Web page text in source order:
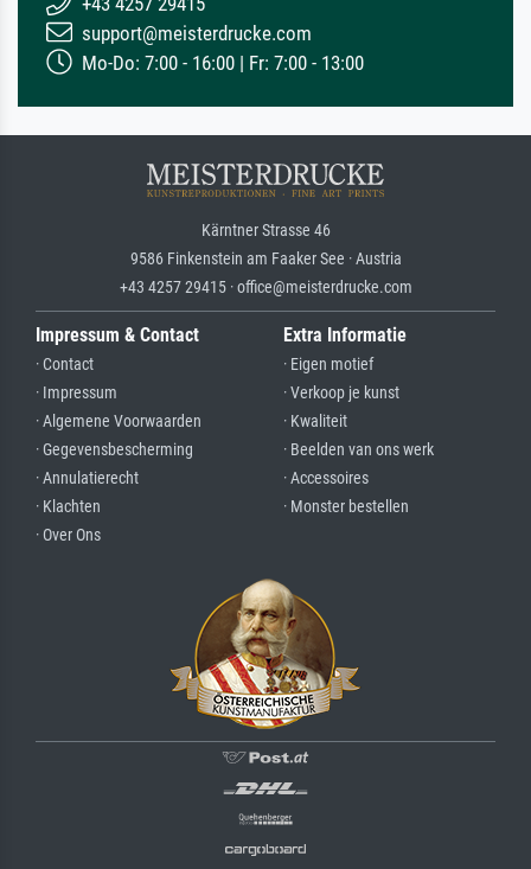
support@meisterdrucke.com
Mo-Do: 7:00 - 16:00 | Fr: 7:00 - 13:00
Kärntner Strasse 46
9586 Finkenstein am Faaker See · Austria
+43 4257 29415 · office@meisterdrucke.com
Impressum & Contact
· Contact
· Impressum
· Algemene Voorwaarden
· Gegevensbescherming
· Annulatierecht
· Klachten
· Over Ons
Extra Informatie
· Eigen motief
· Verkoop je kunst
· Kwaliteit
· Beelden van ons werk
· Accessoires
· Monster bestellen